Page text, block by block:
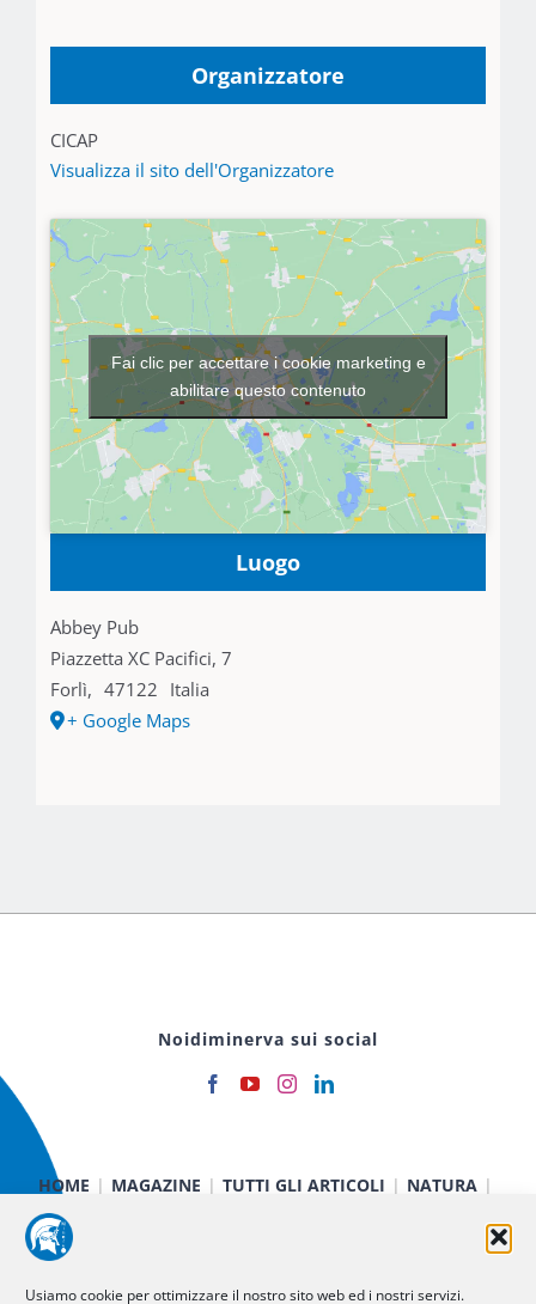
Usiamo cookie per ottimizzare il nostro sito web ed i nostri servizi.
Organizzatore
CICAP
Visualizza il sito dell'Organizzatore
Luogo
Abbey Pub
Piazzetta XC Pacifici, 7
Forlì, 47122 Italia
+ Google Maps
Fai clic per accettare i cookie marketing e
abilitare questo contenuto
Noidiminerva sui social
HOME MAGAZINE TUTTI GLI ARTICOLI
NATURA
CIBO E SALUTE